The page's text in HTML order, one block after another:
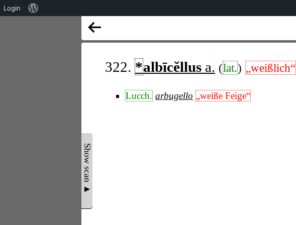
Show scan ▲
322. *albīcĕllus a. (lat.) „weißlich“
Lucch. arbugello „weiße Feige“
Login